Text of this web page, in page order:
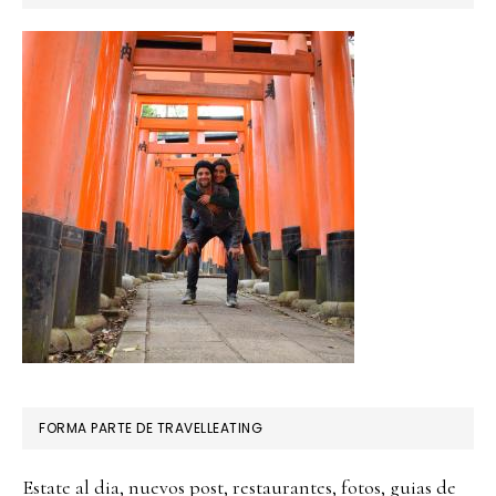
FORMA PARTE DE TRAVELLEATING
Estate al dia, nuevos post, restaurantes, fotos, guias de